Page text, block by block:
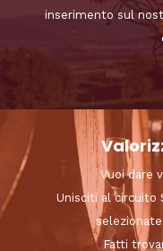
inserimento sul
Vuoi dare
Unisciti al circuito
Fatti